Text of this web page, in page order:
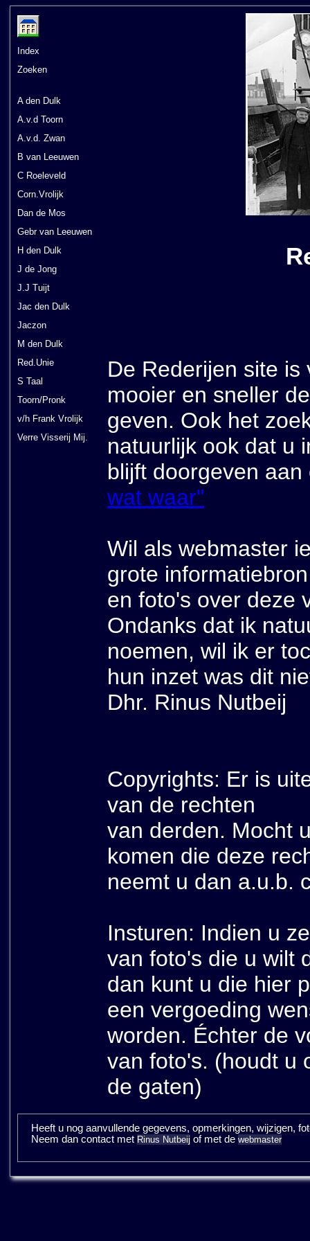
Index
Zoeken
A den Dulk
A.v.d Toorn
A.v.d. Zwan
B van Leeuwen
C Roeleveld
Corn.Vrolijk
Dan de Mos
Gebr van Leeuwen
H den Dulk
J de Jong
J.J Tuijt
Jac den Dulk
Jaczon
M den Dulk
Red.Unie
S Taal
Toorn/Pronk
v/h Frank Vrolijk
Verre Visserij Mij.
De Rederijen site
mooier en sneller
geven. Ook het
natuurlijk ook dat u
blijft doorgeven
wat waar"
Wil als webmaster
grote
en foto's over deze
Ondanks dat ik
noemen, wil ik er
hun inzet was dit
Dhr. Rinus Nutbeij
Copyrights: Er is
van de rechten
van derden. Mocht
komen die deze
neemt u dan a.u.b.
Insturen: Indien u
van foto's die u wilt
dan kunt u die hier
een vergoeding
worden. Échter de
van foto's. (houdt u
de gaten)
Heeft u nog aanvullende gegevens, opmerkingen, wijzigen,
Neem dan contact met Rinus Nutbeij of met de webmaster